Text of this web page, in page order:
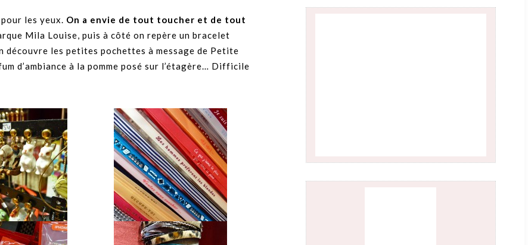
les yeux. On a envie de tout toucher et de tout
Mila Louise, puis à côté on repère un bracelet
découvre les petites pochettes à message de Petite
d’ambiance à la pomme posé sur l’étagère… Difficile